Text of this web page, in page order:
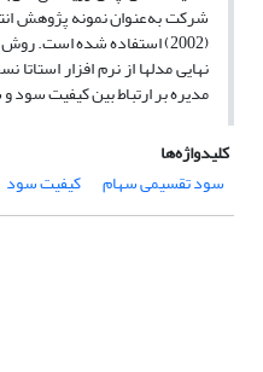
(2002) استفاده شده است.
مدیره بر ارتباط بین کیفیت
کلیدواژه‌ها
سود تقسیمی سهام
کیفیت سود